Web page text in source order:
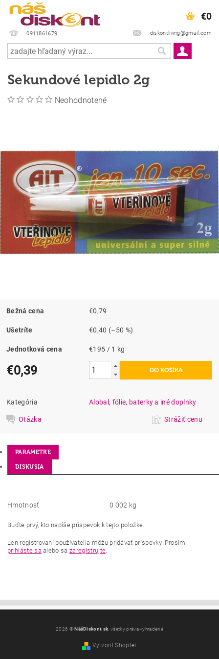
0911861679 diskontliving@gmail.com
€0
Sekundové lepidlo 2g
Neohodnotené
Bežná cena €0,79
Ušetríte €0,40 (–50 %)
Jednotková cena €195 / 1 kg
€0,39
Kategória Alobal, fólie, baterky a iné doplnky
Otázka Strážiť cenu
PARAMETRE
DISKUSIA
Hmotnosť 0.002 kg
Buďte prvý, kto napíše príspevok k tejto položke.
Len registrovaní používatelia môžu pridávať príspevky. Prosím
prihláste sa alebo sazaregistrujte.
2026 ©NášDiskont.sk , všetky práva vyhradené
Vytvoril Shoptet